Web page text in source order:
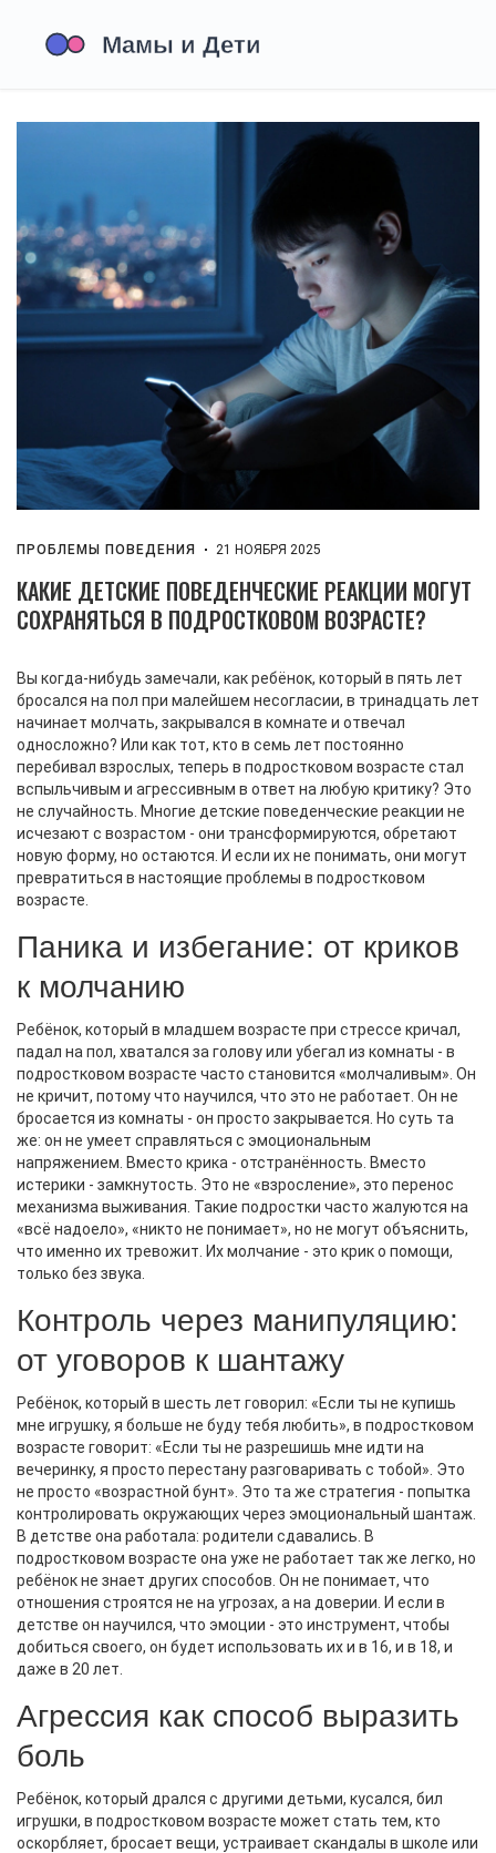
ПРОБЛЕМЫ ПОВЕДЕНИЯ 21 НОЯБРЯ 2025
КАКИЕ ДЕТСКИЕ ПОВЕДЕНЧЕСКИЕ РЕАКЦИИ МОГУТ
СОХРАНЯТЬСЯ В ПОДРОСТКОВОМ ВОЗРАСТЕ?
Вы когда-нибудь замечали, как ребёнок, который в пять лет
бросался на пол при малейшем несогласии, в тринадцать лет
начинает молчать, закрывался в комнате и отвечал
односложно? Или как тот, кто в семь лет постоянно
перебивал взрослых, теперь в подростковом возрасте стал
вспыльчивым и агрессивным в ответ на любую критику? Это
не случайность. Многие детские поведенческие реакции не
исчезают с возрастом - они трансформируются, обретают
новую форму, но остаются. И если их не понимать, они могут
превратиться в настоящие проблемы в подростковом
возрасте.
Паника и избегание: от криков
к молчанию
Ребёнок, который в младшем возрасте при стрессе кричал,
падал на пол, хватался за голову или убегал из комнаты - в
подростковом возрасте часто становится «молчаливым». Он
не кричит, потому что научился, что это не работает. Он не
бросается из комнаты - он просто закрывается. Но суть та
же: он не умеет справляться с эмоциональным
напряжением. Вместо крика - отстранённость. Вместо
истерики - замкнутость. Это не «взросление», это перенос
механизма выживания. Такие подростки часто жалуются на
«всё надоело», «никто не понимает», но не могут объяснить,
что именно их тревожит. Их молчание - это крик о помощи,
только без звука.
Контроль через манипуляцию:
от уговоров к шантажу
Ребёнок, который в шесть лет говорил: «Если ты не купишь
мне игрушку, я больше не буду тебя любить», в подростковом
возрасте говорит: «Если ты не разрешишь мне идти на
вечеринку, я просто перестану разговаривать с тобой». Это
не просто «возрастной бунт». Это та же стратегия - попытка
контролировать окружающих через эмоциональный шантаж.
В детстве она работала: родители сдавались. В
подростковом возрасте она уже не работает так же легко, но
ребёнок не знает других способов. Он не понимает, что
отношения строятся не на угрозах, а на доверии. И если в
детстве он научился, что эмоции - это инструмент, чтобы
добиться своего, он будет использовать их и в 16, и в 18, и
даже в 20 лет.
Агрессия как способ выразить
боль
Ребёнок, который дрался с другими детьми, кусался, бил
игрушки, в подростковом возрасте может стать тем, кто
оскорбляет, бросает вещи, устраивает скандалы в школе или